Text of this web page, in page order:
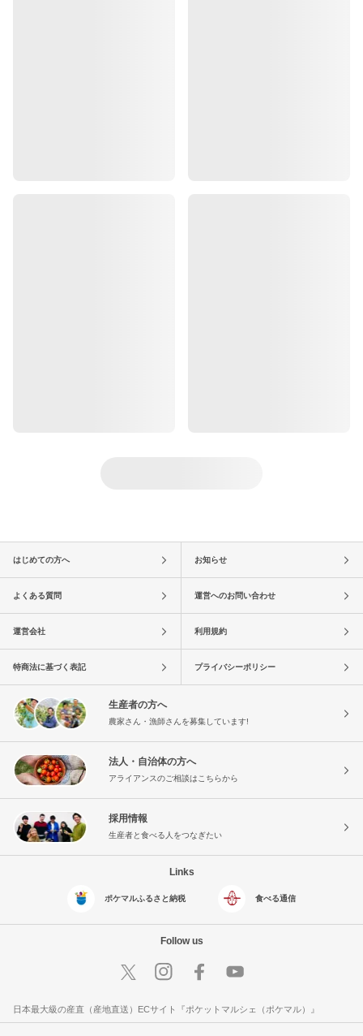
はじめての方へ お知らせ
よくある質問 運営へのお問い合わせ
運営会社 利用規約
特商法に基づく表記 プライバシーポリシー
生産者の方へ
農家さん・漁師さんを募集しています!
法人・自治体の方へ
アライアンスのご相談はこちらから
採用情報
生産者と食べる人をつなぎたい
Links
ポケマルふるさと納税 食べる通信
Follow us
日本最大級の産直（産地直送）ECサイト『ポケットマルシェ（ポケマル）』